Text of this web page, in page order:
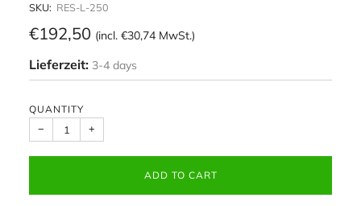
SKU: RES-L-250
Regular
price
€192,50 (incl. €30,74 MwSt.)
Lieferzeit: 3-4 days
QUANTITY
− +
ADD TO CART